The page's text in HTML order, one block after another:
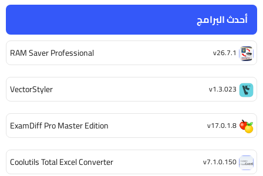
أحدث البرامج
RAM Saver Professional v26.7.1
VectorStyler v1.3.023
ExamDiff Pro Master Edition v17.0.1.8
Coolutils Total Excel Converter v7.1.0.150